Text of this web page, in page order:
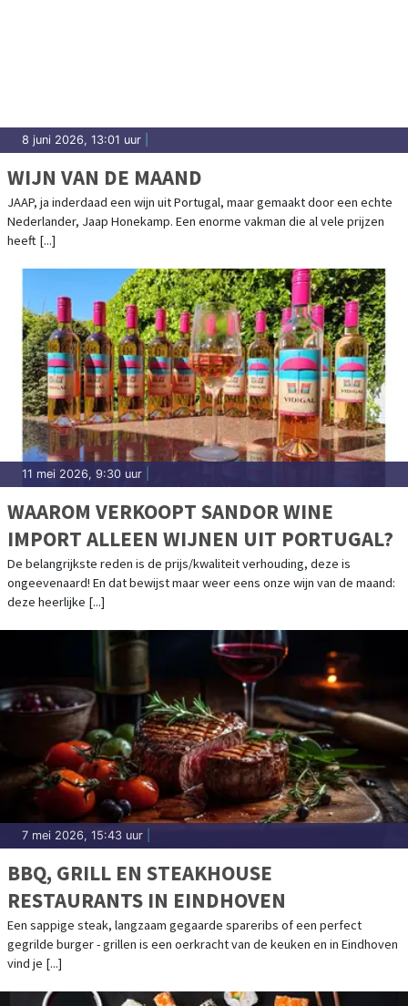
8 juni 2026, 13:01 uur
WIJN VAN DE MAAND
JAAP, ja inderdaad een wijn uit Portugal, maar gemaakt door een echte
Nederlander, Jaap Honekamp. Een enorme vakman die al vele prijzen
heeft [...]
11 mei 2026, 9:30 uur
WAAROM VERKOOPT SANDOR WINE
IMPORT ALLEEN WIJNEN UIT PORTUGAL?
De belangrijkste reden is de prijs/kwaliteit verhouding, deze is
ongeevenaard! En dat bewijst maar weer eens onze wijn van de maand:
deze heerlijke [...]
7 mei 2026, 15:43 uur
BBQ, GRILL EN STEAKHOUSE
RESTAURANTS IN EINDHOVEN
Een sappige steak, langzaam gegaarde spareribs of een perfect
gegrilde burger - grillen is een oerkracht van de keuken en in Eindhoven
vind je [...]